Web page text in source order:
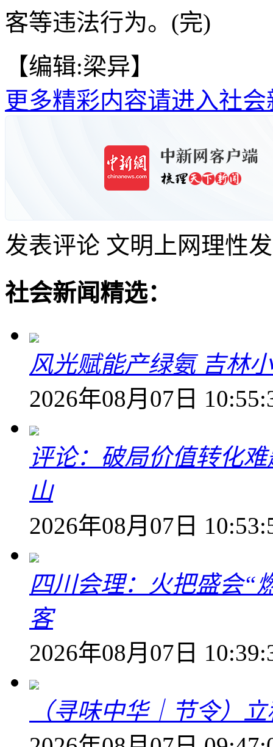
客等违法行为。(完)
【编辑:梁异】
更多精彩内容请进入社会
发表评论 文明上网理性
社会新闻精选：
风光赋能产绿氨 吉林
2026年08月07日
评论：破局价值转化
山
2026年08月07日
四川会理：火把盛会“
客
2026年08月07日
（寻味中华｜节令）